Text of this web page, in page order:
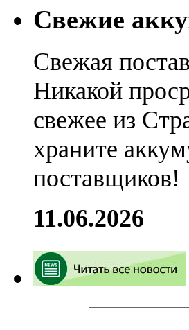
Свежие
Свежая
Никакой
свежее из
храните
поставщиков!
11.06.2026